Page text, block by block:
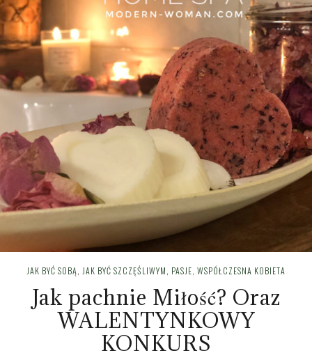
JAK BYĆ SOBĄ, JAK BYĆ SZCZĘŚLIWYM, PASJE, WSPÓŁCZESNA KOBIETA
Jak pachnie Miłość? Oraz
WALENTYNKOWY
KONKURS